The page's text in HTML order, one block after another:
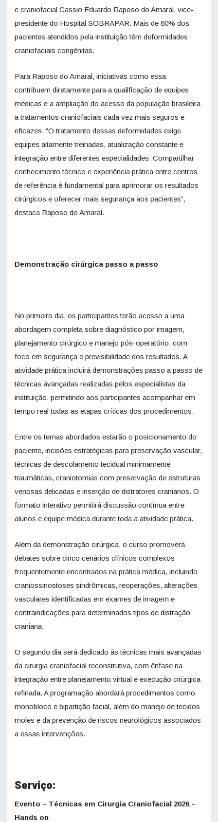
e craniofacial Cassio Eduardo Raposo do Amaral, vice-
presidente do Hospital SOBRAPAR. Mais de 60% dos
pacientes atendidos pela instituição têm deformidades
craniofaciais congênitas.
Para Raposo do Amaral, iniciativas como essa
contribuem diretamente para a qualificação de equipes
médicas e a ampliação do acesso da população brasileira
a tratamentos craniofaciais cada vez mais seguros e
eficazes. “O tratamento dessas deformidades exige
equipes altamente treinadas, atualização constante e
integração entre diferentes especialidades. Compartilhar
conhecimento técnico e experiência prática entre centros
de referência é fundamental para aprimorar os resultados
cirúrgicos e oferecer mais segurança aos pacientes”,
destaca Raposo do Amaral.
Demonstração cirúrgica passo a passo
No primeiro dia, os participantes terão acesso a uma
abordagem completa sobre diagnóstico por imagem,
planejamento cirúrgico e manejo pós-operatório, com
foco em segurança e previsibilidade dos resultados. A
atividade prática incluirá demonstrações passo a passo de
técnicas avançadas realizadas pelos especialistas da
instituição, permitindo aos participantes acompanhar em
tempo real todas as etapas críticas dos procedimentos.
Entre os temas abordados estarão o posicionamento do
paciente, incisões estratégicas para preservação vascular,
técnicas de descolamento tecidual minimamente
traumáticas, craniotomias com preservação de estruturas
venosas delicadas e inserção de distratores cranianos. O
formato interativo permitirá discussão contínua entre
alunos e equipe médica durante toda a atividade prática.
Além da demonstração cirúrgica, o curso promoverá
debates sobre cinco cenários clínicos complexos
frequentemente encontrados na prática médica, incluindo
craniossinostoses sindrômicas, reoperações, alterações
vasculares identificadas em exames de imagem e
contraindicações para determinados tipos de distração
craniana.
O segundo dia será dedicado às técnicas mais avançadas
da cirurgia craniofacial reconstrutiva, com ênfase na
integração entre planejamento virtual e execução cirúrgica
refinada. A programação abordará procedimentos como
monobloco e bipartição facial, além do manejo de tecidos
moles e da prevenção de riscos neurológicos associados
a essas intervenções.
Serviço:
Evento – Técnicas em Cirurgia Craniofacial 2026 –
Hands on